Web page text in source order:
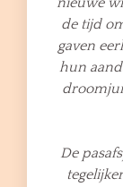
de tijd
gaven
hun
De